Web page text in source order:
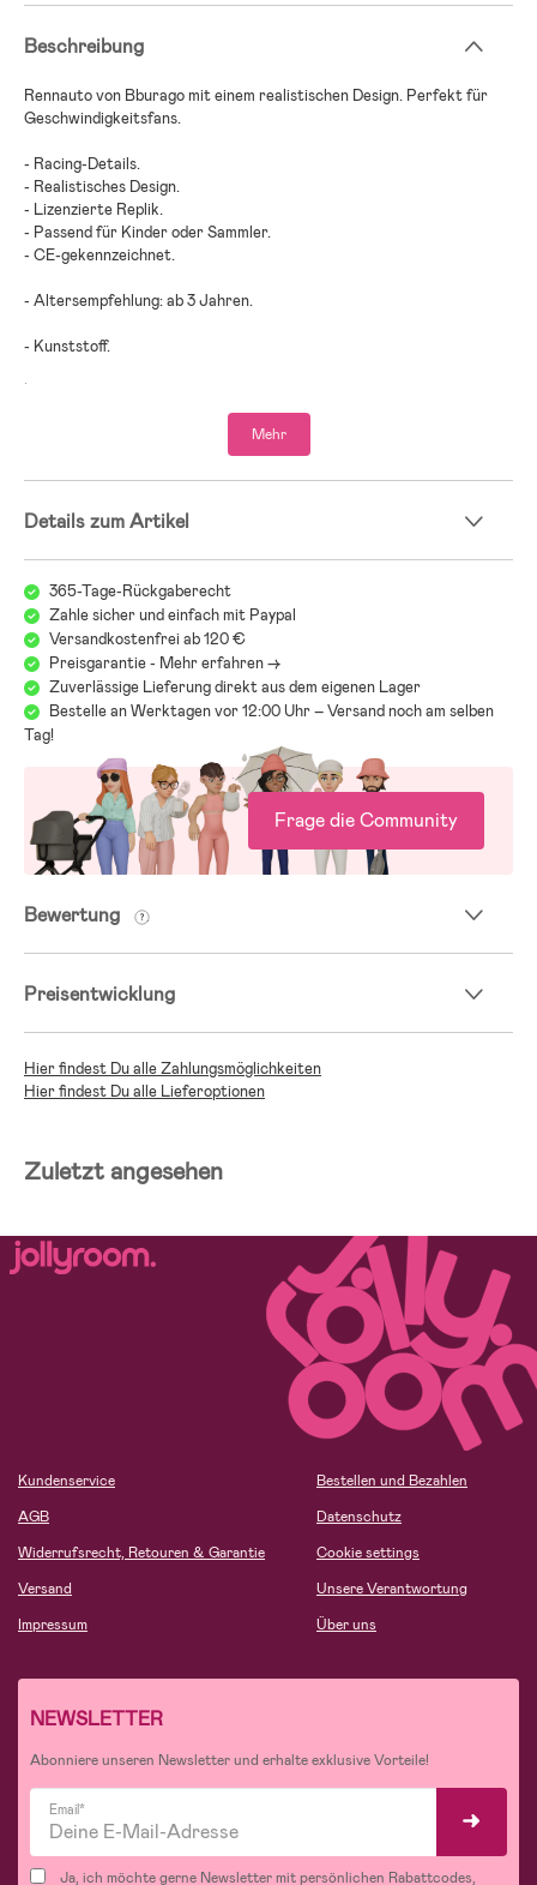
Beschreibung
Rennauto von Bburago mit einem realistischen Design. Perfekt für
Geschwindigkeitsfans.
- Racing-Details.
- Realistisches Design.
- Lizenzierte Replik.
- Passend für Kinder oder Sammler.
- CE-gekennzeichnet.
- Altersempfehlung: ab 3 Jahren.
- Kunststoff.
;
Mehr
Details zum Artikel
365-Tage-Rückgaberecht
Zahle sicher und einfach mit Paypal
Versandkostenfrei ab 120 €
Preisgarantie - Mehr erfahren ->
Zuverlässige Lieferung direkt aus dem eigenen Lager
Bestelle an Werktagen vor 12:00 Uhr – Versand noch am selben
Tag!
Frage die Community
Bewertung
Preisentwicklung
Hier findest Du alle Zahlungsmöglichkeiten
Hier findest Du alle Lieferoptionen
Zuletzt angesehen
Kundenservice
AGB
Widerrufsrecht, Retouren & Garantie
Versand
Impressum
Bestellen und Bezahlen
Datenschutz
Cookie settings
Unsere Verantwortung
Über uns
NEWSLETTER
Abonniere unseren Newsletter und erhalte exklusive Vorteile!
Email*
Ja, ich möchte gerne Newsletter mit persönlichen Rabattcodes,